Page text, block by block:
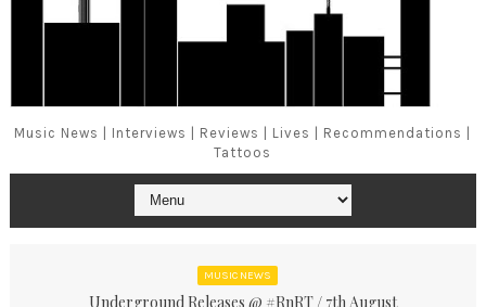
Music News | Interviews | Reviews | Lives | Recommendations |
Tattoos
MUSIC NEWS
Underground Releases @ #RnRT / 7th August